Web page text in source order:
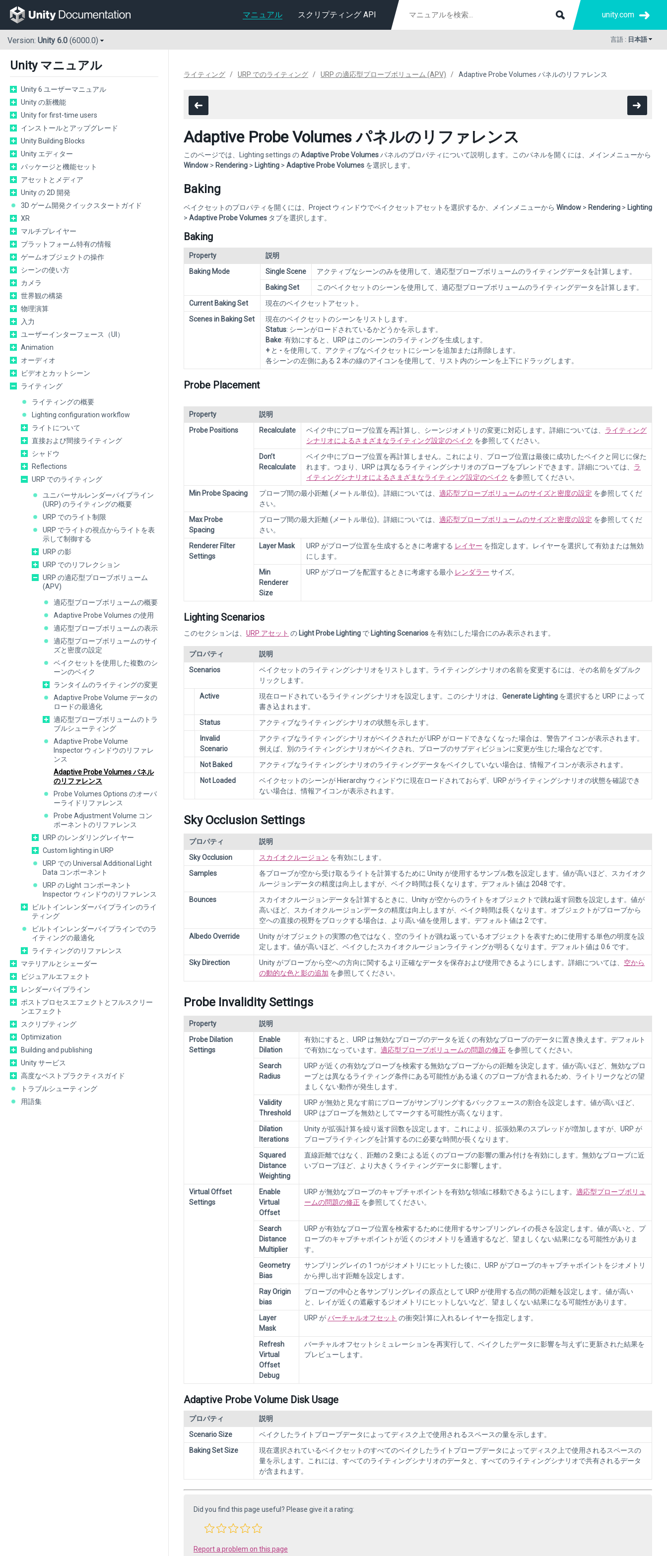
マニュアル スクリプティング API unity.com
Version: Unity 6.0 (6000.0) 言語 : 日本語
Unity マニュアル
Unity 6 ユーザーマニュアル
Unity の新機能
Unity for first-time users
インストールとアップグレード
Unity Building Blocks
Unity エディター
パッケージと機能セット
アセットとメディア
Unity の 2D 開発
3D ゲーム開発クイックスタートガイド
XR
マルチプレイヤー
プラットフォーム特有の情報
ゲームオブジェクトの操作
シーンの使い方
カメラ
世界観の構築
物理演算
入力
ユーザーインターフェース（UI）
Animation
オーディオ
ビデオとカットシーン
ライティング
ライティングの概要
Lighting configuration workflow
ライトについて
直接および間接ライティング
シャドウ
Reflections
URP でのライティング
ユニバーサルレンダーパイプライン
(URP) のライティングの概要
URP でのライト制限
URP でライトの視点からライトを表
示して制御する
URP の影
URP でのリフレクション
URP の適応型プローブボリューム
(APV)
適応型プローブボリュームの概要
Adaptive Probe Volumes の使用
適応型プローブボリュームの表示
適応型プローブボリュームのサイ
ズと密度の設定
ベイクセットを使用した複数のシ
ーンのベイク
ランタイムのライティングの変更
Adaptive Probe Volume データの
ロードの最適化
適応型プローブボリュームのトラ
ブルシューティング
Adaptive Probe Volume
Inspector ウィンドウのリファレ
ンス
Adaptive Probe Volumes パネル
のリファレンス
Probe Volumes Options のオーバ
ーライドリファレンス
Probe Adjustment Volume コン
ポーネントのリファレンス
URP のレンダリングレイヤー
Custom lighting in URP
URP での Universal Additional Light
Data コンポーネント
URP の Light コンポーネント
Inspector ウィンドウのリファレンス
ビルトインレンダーパイプラインのライ
ティング
ビルトインレンダーパイプラインでのラ
イティングの最適化
ライティングのリファレンス
マテリアルとシェーダー
ビジュアルエフェクト
レンダーパイプライン
ポストプロセスエフェクトとフルスクリー
ンエフェクト
スクリプティング
Optimization
Building and publishing
Unity サービス
高度なベストプラクティスガイド
トラブルシューティング
用語集
ライティング URP でのライティング URP の適応型プローブボリューム (APV) Adaptive Probe Volumes パネルのリファレンス
Adaptive Probe Volumes パネルのリファレンス
このページでは、Lighting settings のAdaptive Probe Volumesパネルのプロパティについて説明します。このパネルを開くには、メインメニューから
Window > Rendering > Lighting > Adaptive Probe Volumes を選択します。
Baking
ベイクセットのプロパティを開くには、Project ウィンドウでベイクセットアセットを選択するか、メインメニューから Window > Rendering > Lighting
> Adaptive Probe Volumes タブを選択します。
Baking
Property
説明
Baking Mode
Single Scene
アクティブなシーンのみを使用して、適応型プローブボリュームのライティングデータを計算します。
Baking Set
このベイクセットのシーンを使用して、適応型プローブボリュームのライティングデータを計算します。
Current Baking Set
現在のベイクセットアセット。
Scenes in Baking Set
現在のベイクセットのシーンをリストします。
Status: シーンがロードされているかどうかを示します。
Bake: 有効にすると、URP はこのシーンのライティングを生成します。
+と - を使用して、アクティブなベイクセットにシーンを追加または削除します。
各シーンの左側にある 2 本の線のアイコンを使用して、リスト内のシーンを上下にドラッグします。
Probe Placement
Property
説明
Probe Positions
Recalculate ベイク中にプローブ位置を再計算し、シーンジオメトリの変更に対応します。詳細については、 ライティング
シナリオによるさまざまなライティング設定のベイク を参照してください。
Don’t
Recalculate
ベイク中にプローブ位置を再計算しません。これにより、プローブ位置は最後に成功したベイクと同じに保た
れます。つまり、URP は異なるライティングシナリオのプローブをブレンドできます。詳細については、 ラ
イティングシナリオによるさまざまなライティング設定のベイク を参照してください。
Min Probe Spacing
プローブ間の最小距離 (メートル単位)。詳細については、 適応型プローブボリュームのサイズと密度の設定 を参照してくだ
さい。
Max Probe
Spacing
プローブ間の最大距離 (メートル単位)。詳細については、 適応型プローブボリュームのサイズと密度の設定 を参照してくだ
さい。
Renderer Filter
Settings
Layer Mask URP がプローブ位置を生成するときに考慮する レイヤー を指定します。レイヤーを選択して有効または無効
にします。
Min
Renderer
Size
URP がプローブを配置するときに考慮する最小 レンダラー サイズ。
Lighting Scenarios
このセクションは、 URP アセット の Light Probe Lighting で Lighting Scenarios を有効にした場合にのみ表示されます。
プロパティ
説明
Scenarios
ベイクセットのライティングシナリオをリストします。ライティングシナリオの名前を変更するには、その名前をダブルク
リックします。
Active
現在ロードされているライティングシナリオを設定します。このシナリオは、 Generate Lighting を選択すると URP によって
書き込まれます。
Status
アクティブなライティングシナリオの状態を示します。
Invalid
Scenario
アクティブなライティングシナリオがベイクされたが URP がロードできなくなった場合は、警告アイコンが表示されます。
例えば、別のライティングシナリオがベイクされ、プローブのサブディビジョンに変更が生じた場合などです。
Not Baked
アクティブなライティングシナリオのライティングデータをベイクしていない場合は、情報アイコンが表示されます。
Not Loaded
ベイクセットのシーンが Hierarchy ウィンドウに現在ロードされておらず、URP がライティングシナリオの状態を確認でき
ない場合は、情報アイコンが表示されます。
Sky Occlusion Settings
プロパティ
説明
Sky Occlusion
スカイオクルージョン を有効にします。
Samples
各プローブが空から受け取るライトを計算するために Unity が使用するサンプル数を設定します。値が高いほど、スカイオク
ルージョンデータの精度は向上しますが、ベイク時間は長くなります。デフォルト値は 2048 です。
Bounces
スカイオクルージョンデータを計算するときに、Unity が空からのライトをオブジェクトで跳ね返す回数を設定します。値が
高いほど、スカイオクルージョンデータの精度は向上しますが、ベイク時間は長くなります。オブジェクトがプローブから
空への直接の視野をブロックする場合は、より高い値を使用します。デフォルト値は 2 です。
Albedo Override
Unity がオブジェクトの実際の色ではなく、空のライトが跳ね返っているオブジェクトを表すために使用する単色の明度を設
定します。値が高いほど、ベイクしたスカイオクルージョンライティングが明るくなります。デフォルト値は 0.6 です。
Sky Direction
Unity がプローブから空への方向に関するより正確なデータを保存および使用できるようにします。詳細については、 空から
の動的な色と影の追加 を参照してください。
Probe Invalidity Settings
Property
説明
Probe Dilation
Settings
Enable
Dilation
有効にすると、URP は無効なプローブのデータを近くの有効なプローブのデータに置き換えます。デフォルト
で有効になっています。 適応型プローブボリュームの問題の修正 を参照してください。
Search
Radius
URP が近くの有効なプローブを検索する無効なプローブからの距離を決定します。値が高いほど、無効なプロ
ーブとは異なるライティング条件にある可能性がある遠くのプローブが含まれるため、ライトリークなどの望
ましくない動作が発生します。
Validity
Threshold
URP が無効と見なす前にプローブがサンプリングするバックフェースの割合を設定します。値が高いほど、
URP はプローブを無効としてマークする可能性が高くなります。
Dilation
Iterations
Unity が拡張計算を繰り返す回数を設定します。これにより、拡張効果のスプレッドが増加しますが、URP が
プローブライティングを計算するのに必要な時間が長くなります。
Squared
Distance
Weighting
直線距離ではなく、距離の 2 乗による近くのプローブの影響の重み付けを有効にします。無効なプローブに近
いプローブほど、より大きくライティングデータに影響します。
Virtual Offset
Settings
Enable
Virtual
Offset
URP が無効なプローブのキャプチャポイントを有効な領域に移動できるようにします。 適応型プローブボリュ
ームの問題の修正 を参照してください。
Search
Distance
Multiplier
URP が有効なプローブ位置を検索するために使用するサンプリングレイの長さを設定します。値が高いと、プ
ローブのキャプチャポイントが近くのジオメトリを通過するなど、望ましくない結果になる可能性がありま
す。
Geometry
Bias
サンプリングレイの 1 つがジオメトリにヒットした後に、URP がプローブのキャプチャポイントをジオメトリ
から押し出す距離を設定します。
Ray Origin
bias
プローブの中心と各サンプリングレイの原点として URP が使用する点の間の距離を設定します。値が高い
と、レイが近くの遮蔽するジオメトリにヒットしないなど、望ましくない結果になる可能性があります。
Layer
Mask
URP がバーチャルオフセット の衝突計算に入れるレイヤーを指定します。
Refresh
Virtual
Offset
Debug
バーチャルオフセットシミュレーションを再実行して、ベイクしたデータに影響を与えずに更新された結果を
プレビューします。
Adaptive Probe Volume Disk Usage
プロパティ
説明
Scenario Size
ベイクしたライトプローブデータによってディスク上で使用されるスペースの量を示します。
Baking Set Size
現在選択されているベイクセットのすべてのベイクしたライトプローブデータによってディスク上で使用されるスペースの
量を示します。これには、すべてのライティングシナリオのデータと、すべてのライティングシナリオで共有されるデータ
が含まれます。
Did you find this page useful? Please give it a rating:
Report a problem on this page